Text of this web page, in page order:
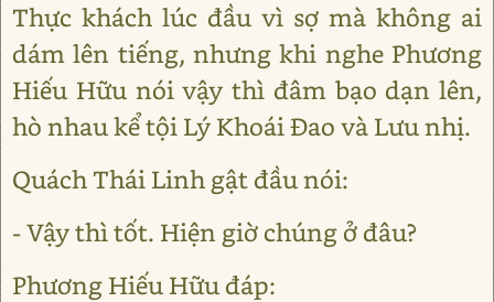
Thực khách lúc đầu vì sợ mà không ai
dám lên tiếng, nhưng khi nghe Phương
Hiếu Hữu nói vậy thì đâm bạo dạn lên,
hò nhau kể tội Lý Khoái Đao và Lưu nhị.
Quách Thái Linh gật đầu nói:
- Vậy thì tốt. Hiện giờ chúng ở đâu?
Phương Hiếu Hữu đáp: